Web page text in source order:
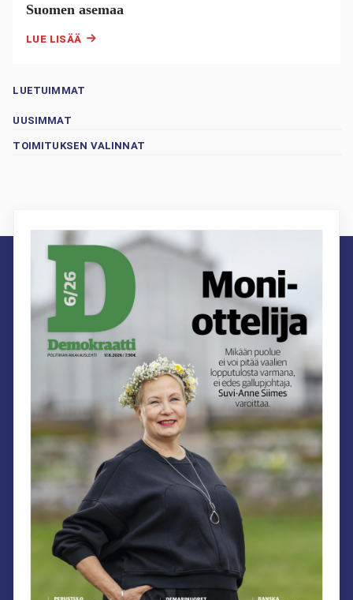
Suomen asemaa
LUE LISÄÄ
LUETUIMMAT
UUSIMMAT
TOIMITUKSEN VALINNAT